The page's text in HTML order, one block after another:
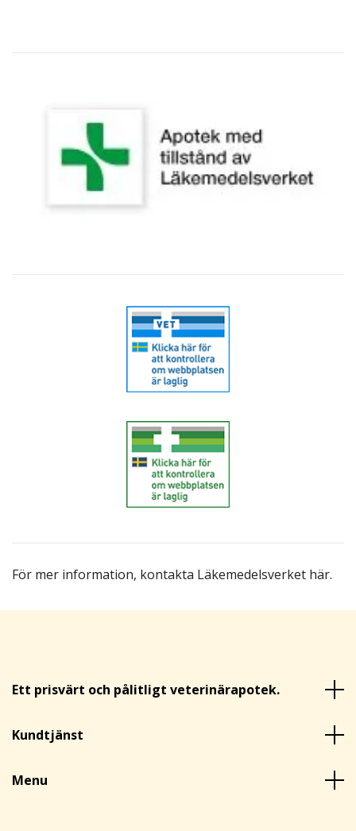
För mer information, kontakta Läkemedelsverket här.
Ett prisvärt och pålitligt veterinärapotek.
Kundtjänst
Menu